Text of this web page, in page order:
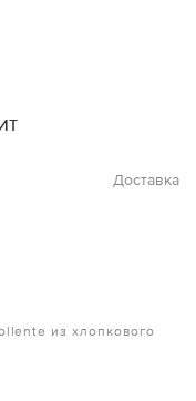
Доставка
из хлопкового